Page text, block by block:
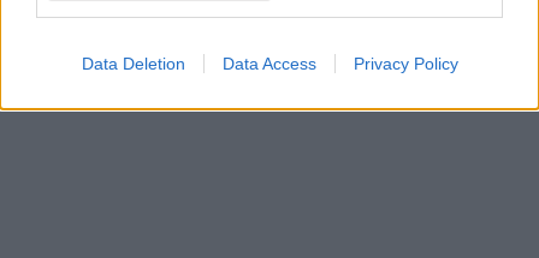
Data Deletion Data Access Privacy Policy